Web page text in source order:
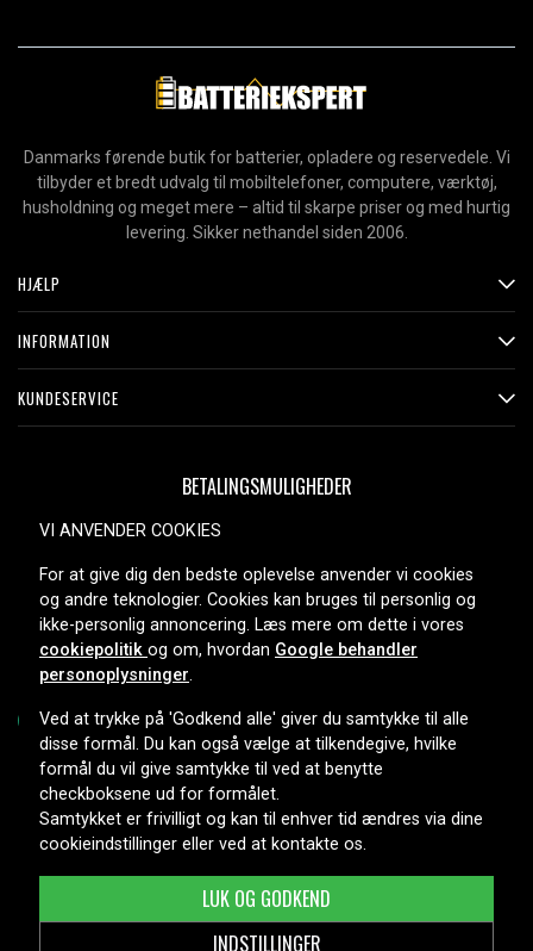
Danmarks førende butik for batterier, opladere og reservedele. Vi
tilbyder et bredt udvalg til mobiltelefoner, computere, værktøj,
husholdning og meget mere – altid til skarpe priser og med hurtig
levering. Sikker nethandel siden 2006.
HJÆLP
INFORMATION
KUNDESERVICE
BETALINGSMULIGHEDER
LEVERINGSMULIGHEDER
Copyright © 2026, Spares Nordic AB
VI ANVENDER COOKIES
For at give dig den bedste oplevelse anvender vi cookies
og andre teknologier. Cookies kan bruges til personlig og
ikke-personlig annoncering. Læs mere om dette i vores
cookiepolitik og om, hvordan Google behandler
personoplysninger.
Ved at trykke på 'Godkend alle' giver du samtykke til alle
disse formål. Du kan også vælge at tilkendegive, hvilke
formål du vil give samtykke til ved at benytte
checkboksene ud for formålet.
Samtykket er frivilligt og kan til enhver tid ændres via dine
cookieindstillinger eller ved at kontakte os.
INDSTILLINGER
LUK OG GODKEND